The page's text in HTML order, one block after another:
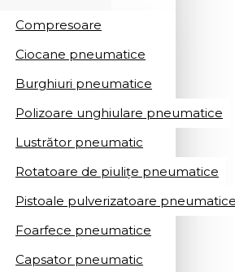
Compresoare
Ciocane pneumatice
Burghiuri pneumatice
Polizoare unghiulare pneumatice
Lustrător pneumatic
Rotatoare de piulițe pneumatice
Pistoale pulverizatoare
Foarfece pneumatice
Capsator pneumatic